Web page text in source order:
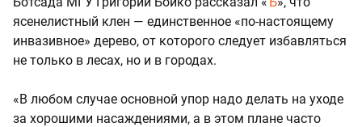
ясенелистный клен — единственное «по-настоящему
инвазивное» дерево, от которого следует избавляться
не только в лесах, но и в городах.
«В любом случае основной упор надо делать на уходе
за хорошими насаждениями, а в этом плане часто